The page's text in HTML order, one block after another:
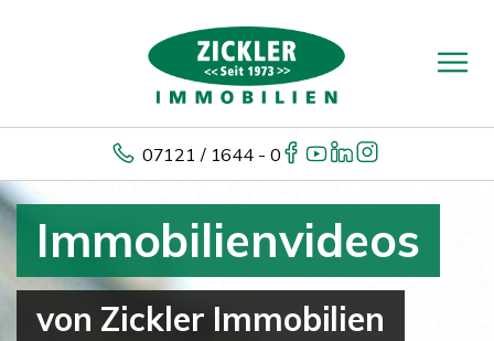
07121 / 1644 - 0
Immobilienvideos
von Zickler Immobilien